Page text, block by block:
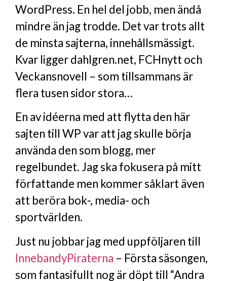
WordPress. En hel del jobb, men ändå
mindre än jag trodde. Det var trots allt
de minsta sajterna, innehållsmässigt.
Kvar ligger dahlgren.net, FCHnytt och
Veckansnovell – som tillsammans är
flera tusen sidor stora…
En av idéerna med att flytta den här
sajten till WP var att jag skulle börja
använda den som blogg, mer
regelbundet. Jag ska fokusera på mitt
författande men kommer såklart även
att beröra bok-, media- och
sportvärlden.
Just nu jobbar jag med uppföljaren till
InnebandyPiraterna – Första säsongen,
som fantasifullt nog är döpt till “Andra